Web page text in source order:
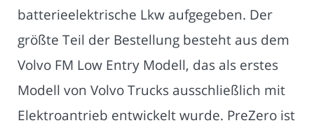
batterieelektrische Lkw aufgegeben. Der
größte Teil der Bestellung besteht aus dem
Volvo FM Low Entry Modell, das als erstes
Modell von Volvo Trucks ausschließlich mit
Elektroantrieb entwickelt wurde. PreZero ist